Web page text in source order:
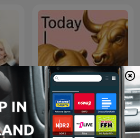
Handelsblatt Today – Der
Finanzpodcast mit News
zu Börse, Aktien und
Geldanlage